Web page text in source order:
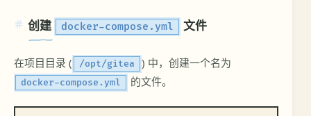
创建 docker-compose.yml 文件
在项目目录 ( /opt/gitea ) 中，创建一个名为
docker-compose.yml 的文件。